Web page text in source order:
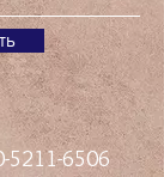
5211-6506